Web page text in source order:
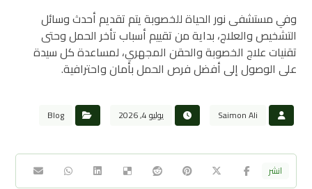
وفي مستشفى نور الحياة للخصوبة يتم تقديم أحدث وسائل
التشخيص والعلاج، بداية من تقييم أسباب تأخر الحمل وحتى
تقنيات علاج الخصوبة والحقن المجهري، لمساعدة كل سيدة
على الوصول إلى أفضل فرص الحمل بأمان واحترافية.
Saimon Ali يوليو 4, 2026 Blog